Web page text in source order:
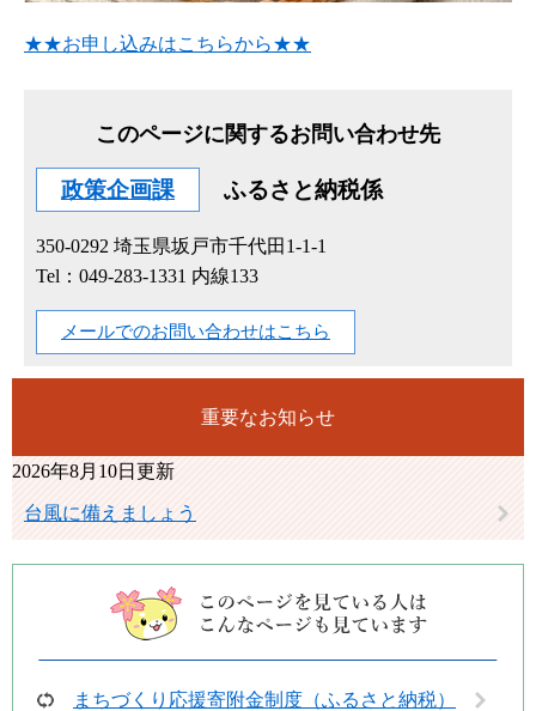
★★お申し込みはこちらから★★
このページに関するお問い合わせ先
政策企画課 ふるさと納税係
350-0292 埼玉県坂戸市千代田1-1-1
Tel：049-283-1331 内線133
メールでのお問い合わせはこちら
重要なお知らせ
2026年8月10日更新
台風に備えましょう
まちづくり応援寄附金制度（ふるさと納税）